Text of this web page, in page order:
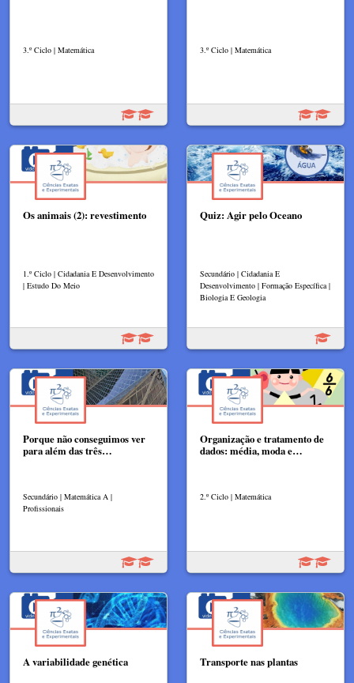
3.º Ciclo | Matemática 3.º Ciclo | Matemática
Os animais (2): revestimento
1.º Ciclo | Cidadania E Desenvolvimento
| Estudo Do Meio
Quiz: Agir pelo Oceano
Secundário | Cidadania E
Desenvolvimento | Formação Específica |
Biologia E Geologia
Porque não conseguimos ver
para além das três…
Secundário | Matemática A |
Profissionais
Organização e tratamento de
dados: média, moda e…
2.º Ciclo | Matemática
A variabilidade genética Transporte nas plantas